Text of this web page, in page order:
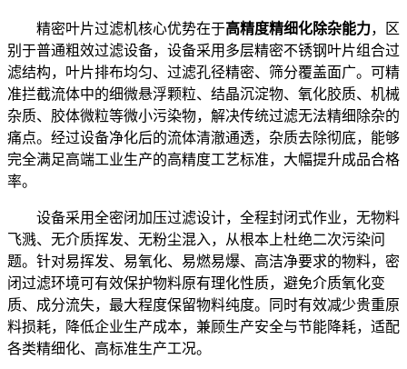
精密叶片过滤机核心优势在于高精度精细化除杂能力，区
别于普通粗效过滤设备，设备采用多层精密不锈钢叶片组合过
滤结构，叶片排布均匀、过滤孔径精密、筛分覆盖面广。可精
准拦截流体中的细微悬浮颗粒、结晶沉淀物、氧化胶质、机械
杂质、胶体微粒等微小污染物，解决传统过滤无法精细除杂的
痛点。经过设备净化后的流体清澈通透，杂质去除彻底，能够
完全满足高端工业生产的高精度工艺标准，大幅提升成品合格
率。
设备采用全密闭加压过滤设计，全程封闭式作业，无物料
飞溅、无介质挥发、无粉尘混入，从根本上杜绝二次污染问
题。针对易挥发、易氧化、易燃易爆、高洁净要求的物料，密
闭过滤环境可有效保护物料原有理化性质，避免介质氧化变
质、成分流失，最大程度保留物料纯度。同时有效减少贵重原
料损耗，降低企业生产成本，兼顾生产安全与节能降耗，适配
各类精细化、高标准生产工况。